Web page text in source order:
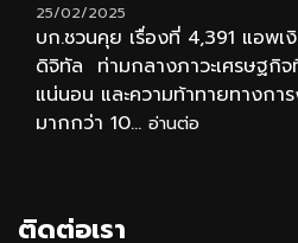
25/02/2025
บก.ชวนคุย เรื่องที่ 4,391 แอพ
ดิจิทัล ท่ามกลางภาวะเศรษฐกิจ
แน่นอน และความท้าทายทางกา
มากกว่า 10... อ่านต่อ
ติดต่อเรา